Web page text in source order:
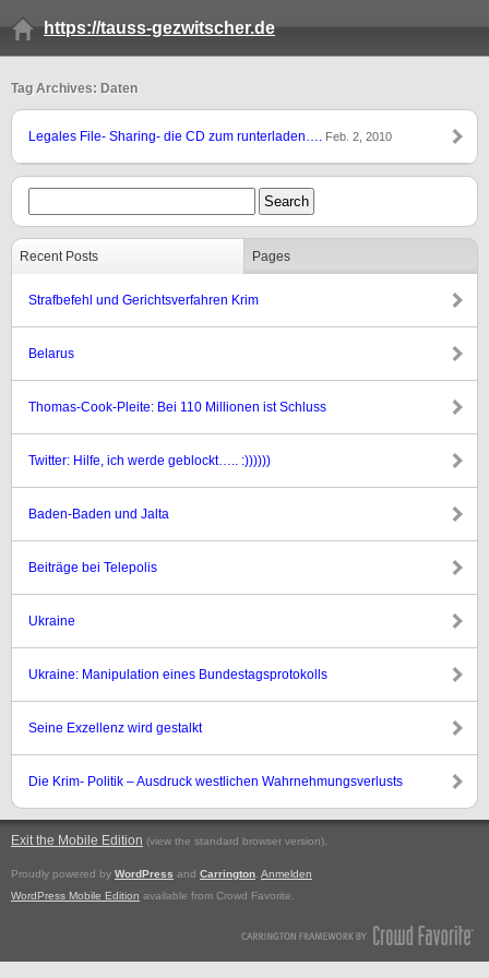
https://tauss-gezwitscher.de
Tag Archives: Daten
Legales File- Sharing- die CD zum runterladen…. Feb. 2, 2010
Recent Posts Pages
Strafbefehl und Gerichtsverfahren Krim
Belarus
Thomas-Cook-Pleite: Bei 110 Millionen ist Schluss
Twitter: Hilfe, ich werde geblockt….. :))))))
Baden-Baden und Jalta
Beiträge bei Telepolis
Ukraine
Ukraine: Manipulation eines Bundestagsprotokolls
Seine Exzellenz wird gestalkt
Die Krim- Politik – Ausdruck westlichen Wahrnehmungsverlusts
Exit the Mobile Edition (view the standard browser version).
Proudly powered by WordPress and Carrington Anmelden
WordPress Mobile Edition available from Crowd Favorite.